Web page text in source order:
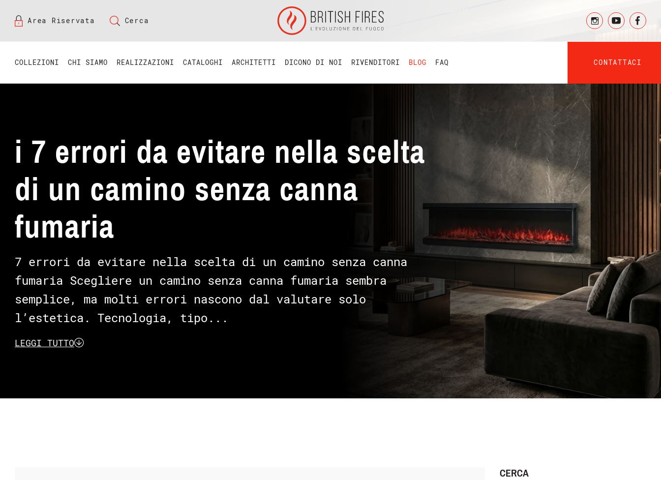
Area Riservata Cerca
COLLEZIONI CHI SIAMO REALIZZAZIONI CATALOGHI ARCHITETTI DICONO DI NOI RIVENDITORI BLOG FAQ CONTATTACI
i 7 errori da evitare nella scelta
di un camino senza canna
fumaria
7 errori da evitare nella scelta di un camino senza canna
fumaria Scegliere un camino senza canna fumaria sembra
semplice, ma molti errori nascono dal valutare solo
l’estetica. Tecnologia, tipo...
LEGGI TUTTO
CERCA